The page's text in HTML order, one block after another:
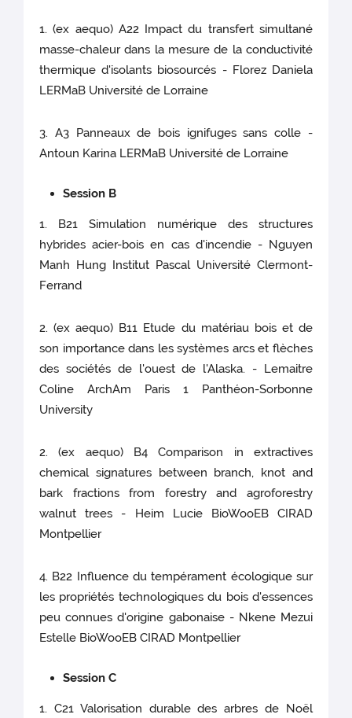
1. (ex aequo) A22 Impact du transfert simultané
masse-chaleur dans la mesure de la conductivité
thermique d'isolants biosourcés - Florez Daniela
LERMaB Université de Lorraine
3. A3 Panneaux de bois ignifuges sans colle -
Antoun Karina LERMaB Université de Lorraine
Session B
1. B21 Simulation numérique des structures
hybrides acier-bois en cas d'incendie - Nguyen
Manh Hung Institut Pascal Université Clermont-
Ferrand
2. (ex aequo) B11 Etude du matériau bois et de
son importance dans les systèmes arcs et flèches
des sociétés de l'ouest de l'Alaska. - Lemaitre
Coline ArchAm Paris 1 Panthéon-Sorbonne
University
2. (ex aequo) B4 Comparison in extractives
chemical signatures between branch, knot and
bark fractions from forestry and agroforestry
walnut trees - Heim Lucie BioWooEB CIRAD
Montpellier
4. B22 Influence du tempérament écologique sur
les propriétés technologiques du bois d'essences
peu connues d'origine gabonaise - Nkene Mezui
Estelle BioWooEB CIRAD Montpellier
Session C
1. C21 Valorisation durable des arbres de Noël